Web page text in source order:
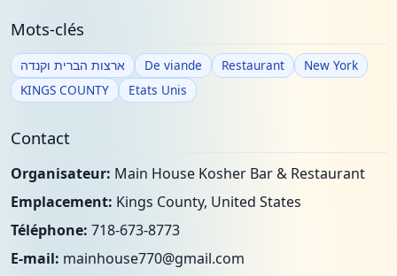
Mots-clés
ארצות הברית וקנדה De viande Restaurant
New York
KINGS COUNTY
Etats Unis
Contact
Organisateur: Main House Kosher Bar & Restaurant
Emplacement: Kings County, United States
Téléphone: 718-673-8773
E-mail: mainhouse770@gmail.com